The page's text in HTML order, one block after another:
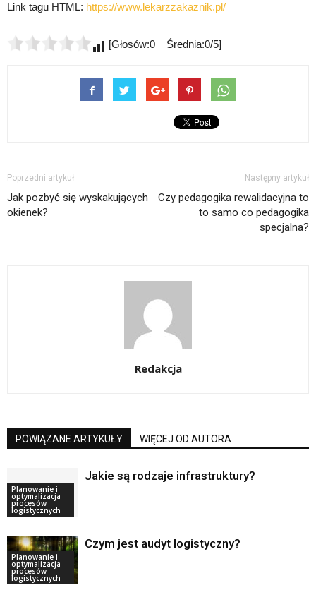
Link tagu HTML: https://www.lekarzzakaznik.pl/
[Głosów:0 Średnia:0/5]
Poprzedni artykuł
Jak pozbyć się wyskakujących
okienek?
Następny artykuł
Czy pedagogika rewalidacyjna to
to samo co pedagogika
specjalna?
Redakcja
POWIĄZANE ARTYKUŁY WIĘCEJ OD AUTORA
Planowanie i
optymalizacja
procesów
logistycznych
Jakie są rodzaje infrastruktury?
Planowanie i
optymalizacja
procesów
logistycznych
Czym jest audyt logistyczny?